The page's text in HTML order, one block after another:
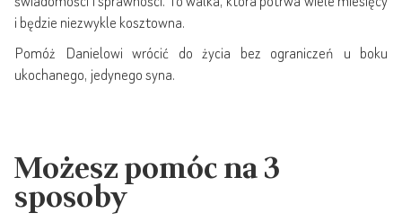
i będzie niezwykle kosztowna.
Pomóż Danielowi wrócić do życia bez ograniczeń u boku
ukochanego, jedynego syna.
Możesz pomóc na 3
sposoby